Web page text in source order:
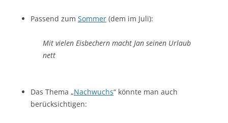
Passend zum Sommer (dem im Juli):
Mit vielen Eisbechern macht Jan seinen Urlaub
nett
Das Thema „Nachwuchs“ könnte man auch
berücksichtigen: